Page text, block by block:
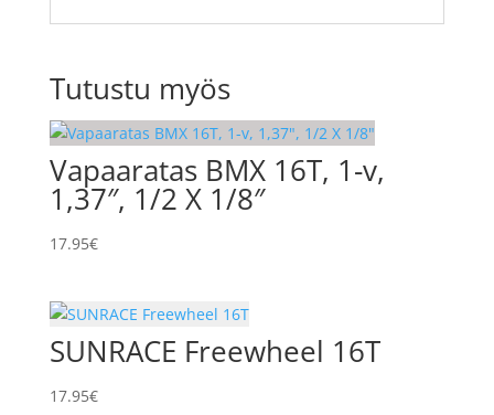
Tutustu myös
Vapaaratas BMX 16T, 1-v,
1,37″, 1/2 X 1/8″
17.95€
SUNRACE Freewheel 16T
17.95€